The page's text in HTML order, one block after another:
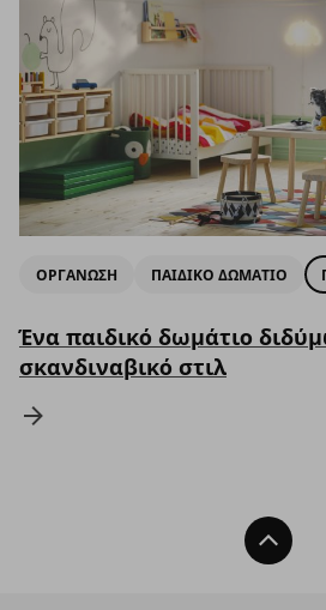
ΟΡΓΑΝΩΣΗ ΠΑΙΔΙΚΟ ΔΩΜΑΤΙΟ
Ένα παιδικό δωμάτιο
σκανδιναβικό στιλ
Back